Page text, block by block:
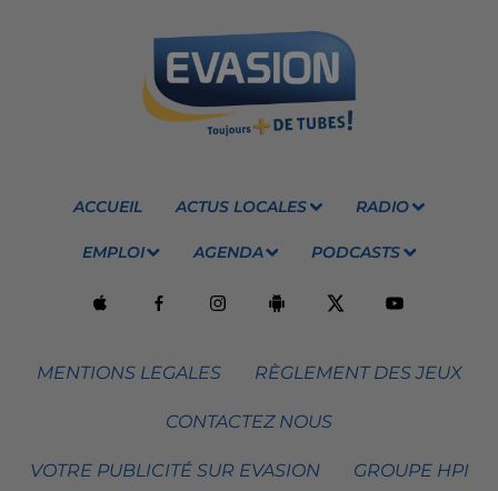
ACCUEIL ACTUS LOCALES RADIO
EMPLOI AGENDA PODCASTS
MENTIONS LEGALES RÈGLEMENT DES JEUX
CONTACTEZ NOUS
VOTRE PUBLICITÉ SUR EVASION GROUPE HPI